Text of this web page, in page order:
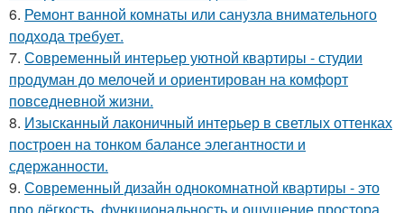
6. Ремонт ванной комнаты или санузла внимательного
подхода требует.
7. Современный интерьер уютной квартиры - студии
продуман до мелочей и ориентирован на комфорт
повседневной жизни.
8. Изысканный лаконичный интерьер в светлых оттенках
построен на тонком балансе элегантности и
сдержанности.
9. Современный дизайн однокомнатной квартиры - это